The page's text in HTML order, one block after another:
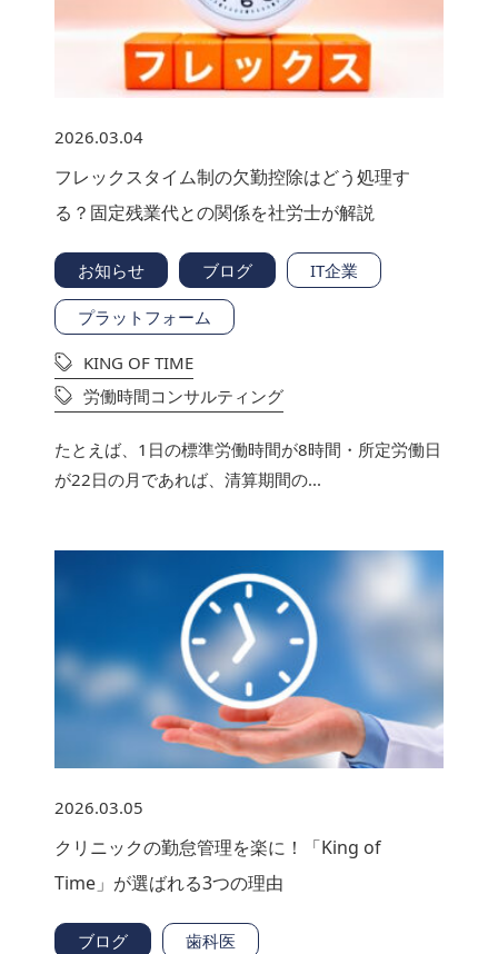
2026.03.04
フレックスタイム制の欠勤控除はどう処理す
る？固定残業代との関係を社労士が解説
お知らせ ブログ IT企業
プラットフォーム
KING OF TIME
労働時間コンサルティング
たとえば、1日の標準労働時間が8時間・所定労働日
が22日の月であれば、清算期間の...
2026.03.05
クリニックの勤怠管理を楽に！「King of
Time」が選ばれる3つの理由
ブログ 歯科医